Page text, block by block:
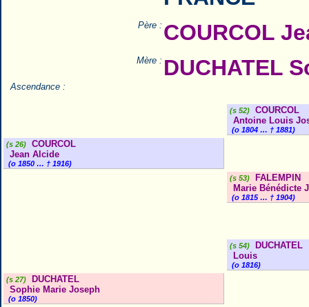
Père : COURCOL
Mère : DUCHATEL
(s 26)
COURCOL
Jean Alcide
(o 1850 … † 1916)
(s 52)
COURCOL
Antoine Louis
(o 1804 … † 1881)
(s 53)
FALEMPIN
Marie Bénédicte
(o 1815 … † 1904)
(s 27)
DUCHATEL
Sophie Marie Joseph
(o 1850)
(s 54)
DUCHATEL
Louis
(o 1816)
Ascendance :